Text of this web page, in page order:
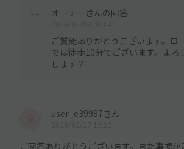
オーナーさんの回答
ご質問ありがとうございます。ロ
では徒歩10分でございます。よろ
します？
user_e39987さん
ご回答ありがとうございます。また車幅